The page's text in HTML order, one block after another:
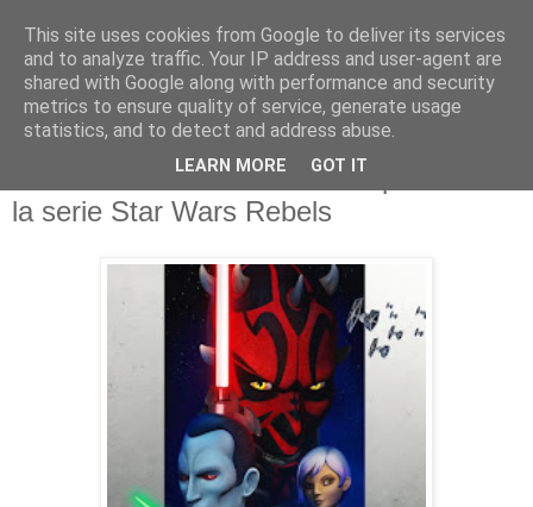
Tráiler oficial de la cuarta temporada de
la serie Star Wars Rebels
This site uses cookies from Google to deliver its services
and to analyze traffic. Your IP address and user-agent are
shared with Google along with performance and security
metrics to ensure quality of service, generate usage
statistics, and to detect and address abuse.
LEARN MORE GOT IT